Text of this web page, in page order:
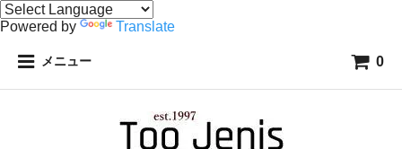
Powered by Translate
メニュー 0